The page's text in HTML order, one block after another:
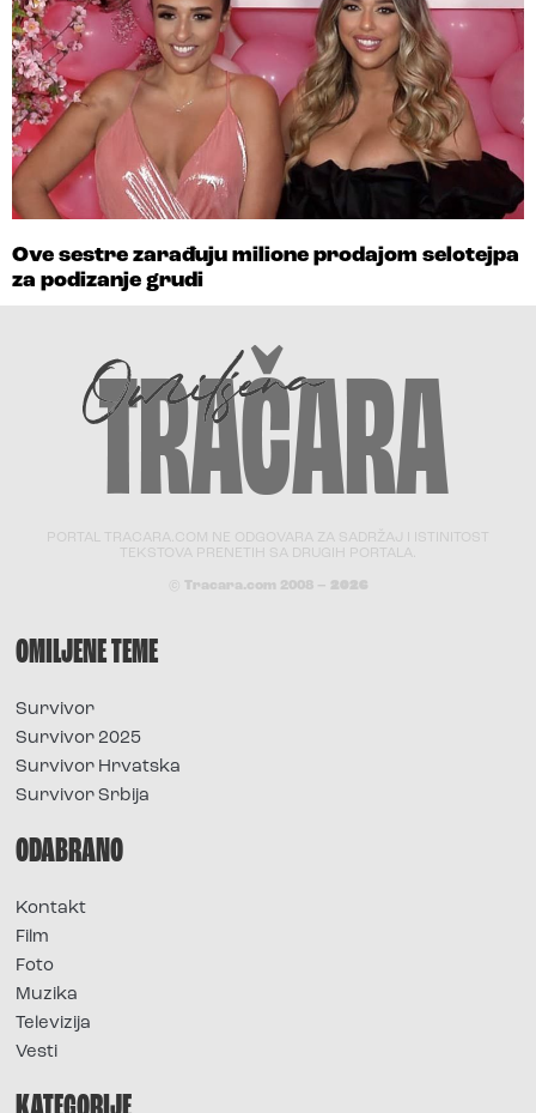
Ove sestre zarađuju milione prodajom selotejpa
za podizanje grudi
PORTAL TRACARA.COM NE ODGOVARA ZA SADRŽAJ I ISTINITOST
TEKSTOVA PRENETIH SA DRUGIH PORTALA.
© Tracara.com 2008 – 2026
OMILJENE TEME
Survivor
Survivor 2025
Survivor Hrvatska
Survivor Srbija
ODABRANO
Kontakt
Film
Foto
Muzika
Televizija
Vesti